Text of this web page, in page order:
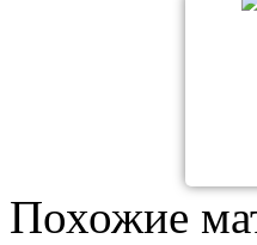
Похожие